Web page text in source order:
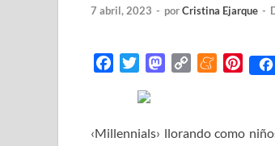
7 abril, 2023 - porCristina Ejarque -
b
i
t
M
o
L
M
a
P
e
‹Millennials› llorando como